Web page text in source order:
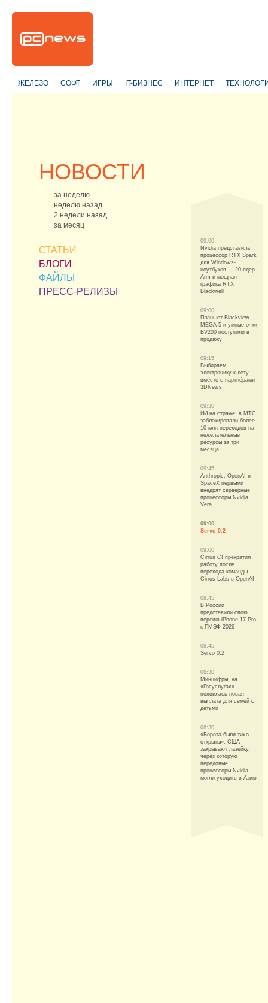
ЖЕЛЕЗО СОФТ ИГРЫ IT-БИЗНЕС ИНТЕРНЕТ
НОВОСТИ
за неделю
неделю назад
2 недели назад
за месяц
СТАТЬИ
БЛОГИ
ФАЙЛЫ
ПРЕСС-РЕЛИЗЫ
09:00
Nvidia представила
процессор RTX Spark
для Windows-
ноутбуков — 20 ядер
Arm и мощная
графика RTX
Blackwell
09:00
Планшет Blackview
MEGA 5 и умные очки
BV200 поступили в
продажу
09:15
Выбираем
электронику к лету
вместе с партнёрами
3DNews
09:30
ИИ на страже: в МТС
заблокировали более
10 млн переходов на
нежелательные
ресурсы за три
месяца
09:45
Anthropic, OpenAI и
SpaceX первыми
внедрят серверные
процессоры Nvidia
Vera
09:00
Servo 0.2
09:00
Cirrus CI прекратил
работу после
перехода команды
Cirrus Labs в OpenAI
08:45
В России
представили свою
версию iPhone 17 Pro
к ПМЭФ 2026
08:45
Servo 0.2
08:30
Минцифры: на
«Госуслугах»
появилась новая
выплата для семей с
детьми
08:30
«Ворота были тихо
открыты». США
закрывают лазейку,
через которую
передовые
процессоры Nvidia
могли уходить в Азию